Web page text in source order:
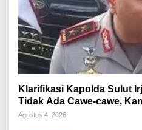
Klarifikasi Kapolda Sulut
Tidak Ada Cawe-cawe,
Perintah Undang-Undang
Agustus 4, 2026